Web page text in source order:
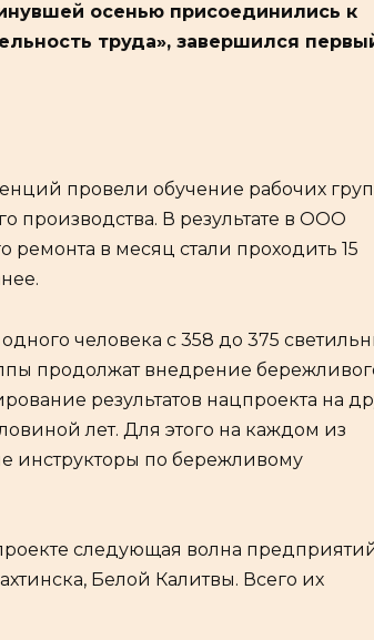
осенью присоединились к
труда», завершился
провели обучение рабочих
производства. В результате в ООО
в месяц стали проходить 15
человека с 358 до 375
продолжат внедрение
результатов нацпроекта на
лет. Для этого на каждом из
инструкторы по бережливому
следующая волна
Белой Калитвы. Всего их